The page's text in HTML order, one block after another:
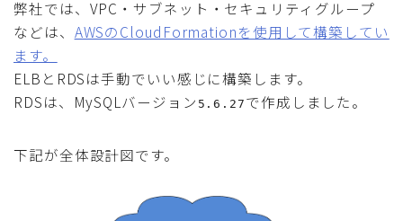
弊社では、VPC・サブネット・セキュリティグループ
などは、 AWSのCloudFormationを使用して構築してい
ます。
ELBとRDSは手動でいい感じに構築します。
RDSは、MySQLバージョン 5.6.27 で作成しました。
下記が全体設計図です。